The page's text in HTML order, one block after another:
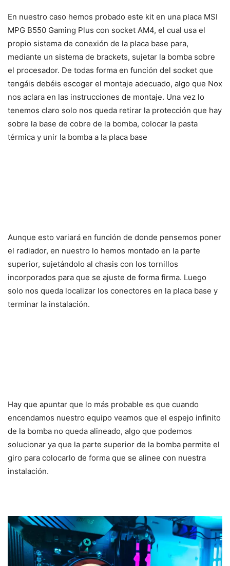
En nuestro caso hemos probado este kit en una placa MSI
MPG B550 Gaming Plus con socket AM4, el cual usa el
propio sistema de conexión de la placa base para,
mediante un sistema de brackets, sujetar la bomba sobre
el procesador. De todas forma en función del socket que
tengáis debéis escoger el montaje adecuado, algo que Nox
nos aclara en las instrucciones de montaje. Una vez lo
tenemos claro solo nos queda retirar la protección que hay
sobre la base de cobre de la bomba, colocar la pasta
térmica y unir la bomba a la placa base
Aunque esto variará en función de donde pensemos poner
el radiador, en nuestro lo hemos montado en la parte
superior, sujetándolo al chasis con los tornillos
incorporados para que se ajuste de forma firma. Luego
solo nos queda localizar los conectores en la placa base y
terminar la instalación.
Hay que apuntar que lo más probable es que cuando
encendamos nuestro equipo veamos que el espejo infinito
de la bomba no queda alineado, algo que podemos
solucionar ya que la parte superior de la bomba permite el
giro para colocarlo de forma que se alinee con nuestra
instalación.